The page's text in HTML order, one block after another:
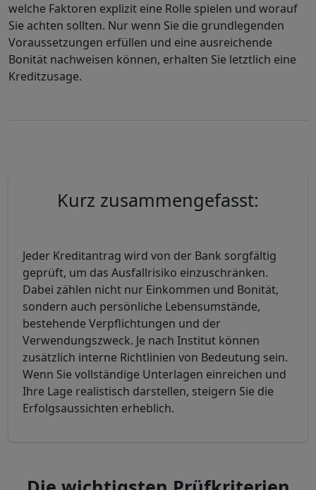
welche Faktoren explizit eine Rolle spielen und worauf
Sie achten sollten. Nur wenn Sie die grundlegenden
Voraussetzungen erfüllen und eine ausreichende
Bonität nachweisen können, erhalten Sie letztlich eine
Kreditzusage.
Kurz zusammengefasst:
Jeder Kreditantrag wird von der Bank sorgfältig
geprüft, um das Ausfallrisiko einzuschränken.
Dabei zählen nicht nur Einkommen und Bonität,
sondern auch persönliche Lebensumstände,
bestehende Verpflichtungen und der
Verwendungszweck. Je nach Institut können
zusätzlich interne Richtlinien von Bedeutung sein.
Wenn Sie vollständige Unterlagen einreichen und
Ihre Lage realistisch darstellen, steigern Sie die
Erfolgsaussichten erheblich.